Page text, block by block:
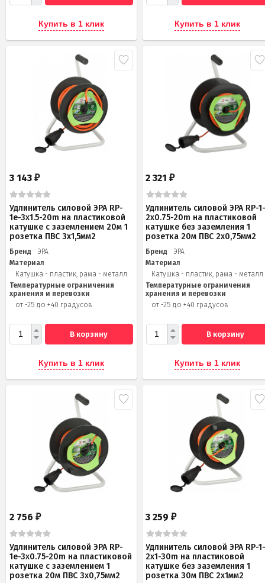
Купить в 1 клик Купить в 1 клик
3 143 ₽
Удлинитель силовой ЭРА RP-
1e-3x1.5-20m на пластиковой
катушке c заземлением 20м 1
розетка ПВС 3х1,5мм2
Бренд
ЭРА
Материал
Катушка - пластик, рама - металл
Температурные ограничения
хранения и перевозки
от -25 до +40 градусов
В корзину
Купить в 1 клик
2 321₽
Удлинитель силовой ЭРА RP-
2x0.75-20m на пластиковой
катушке без заземления 1
розетка 20м ПВС 2х0,75мм2
Бренд
ЭРА
Материал
Катушка - пластик, рама - металл
Температурные ограничения
хранения и перевозки
от -25 до +40 градусов
В корзину
Купить в 1 клик
2 756 ₽
Удлинитель силовой ЭРА RP-
1e-3х0.75-20m на пластиковой
катушке c заземлением 1
розетка 20м ПВС 3х0,75мм2
3 259₽
Удлинитель силовой ЭРА RP-
2x1-30m на пластиковой
катушке без заземления 1
розетка 30м ПВС 2x1мм2